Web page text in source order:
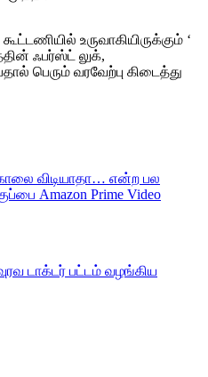
உருவாகியிருக்கும் ‘
ஃபர்ஸ்ட் லுக்,
பெரும் வரவேற்பு கிடைத்து
காலை விடியாதா… என்ற பல
Amazon Prime Video
டாக்டர் பட்டம் வழங்கிய